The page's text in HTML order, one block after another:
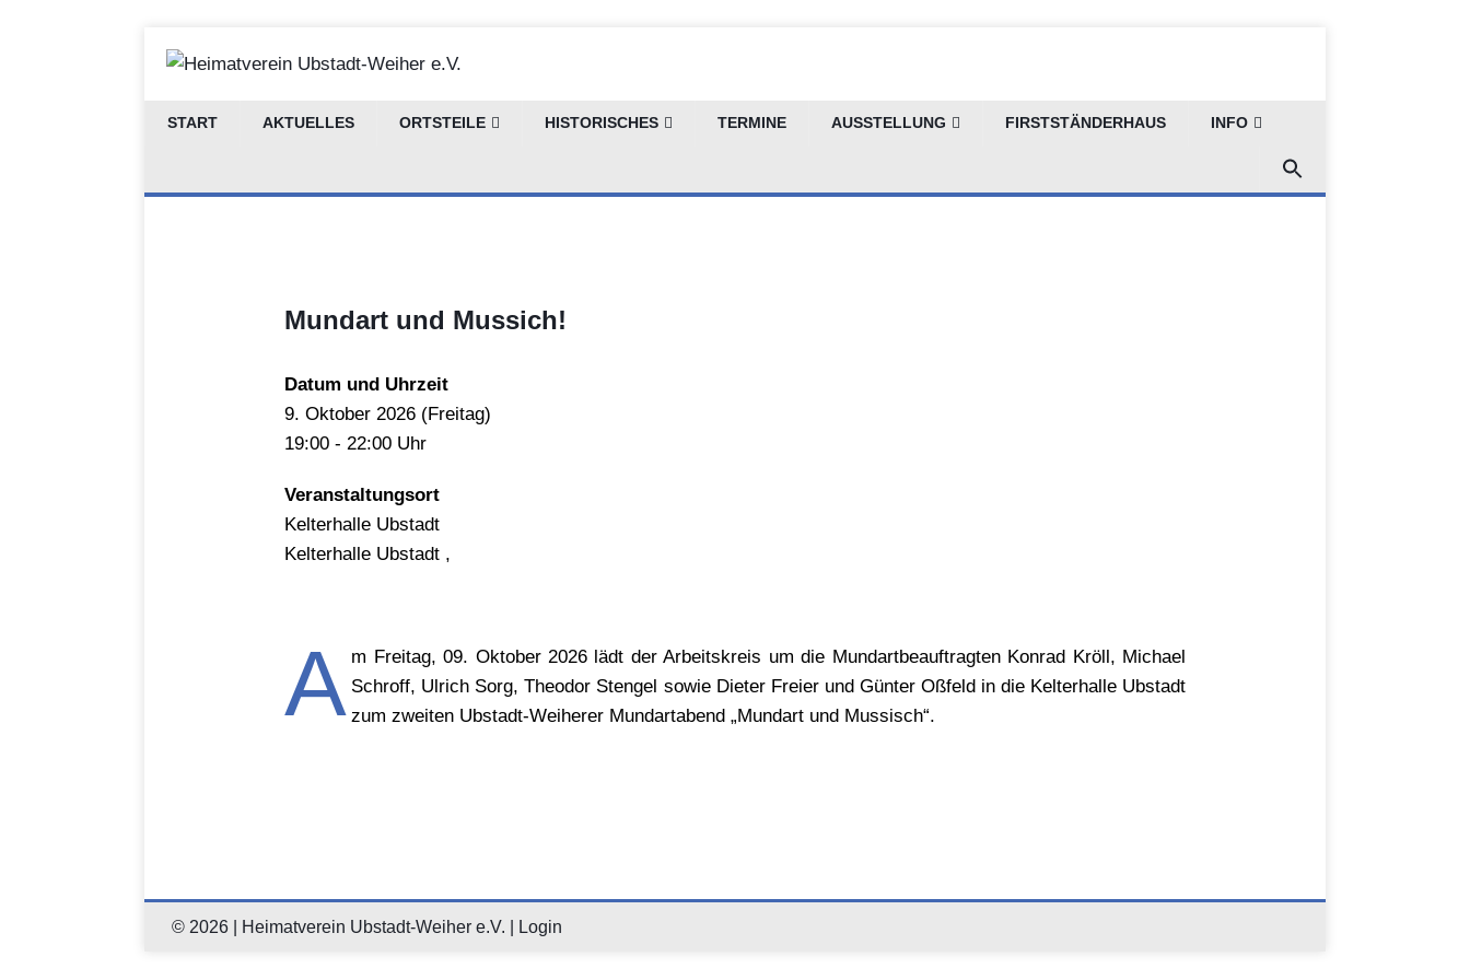
START AKTUELLES ORTSTEILE HISTORISCHES TERMINE AUSSTELLUNG FIRSTSTÄNDERHAUS INFO
Mundart und Mussich!
Datum und Uhrzeit
9. Oktober 2026 (Freitag)
19:00 - 22:00 Uhr
Veranstaltungsort
Kelterhalle Ubstadt
Kelterhalle Ubstadt ,
A m Freitag, 09. Oktober 2026 lädt der Arbeitskreis um die Mundartbeauftragten Konrad Kröll, Michael
Schroff, Ulrich Sorg, Theodor Stengel sowie Dieter Freier und Günter Oßfeld in die Kelterhalle Ubstadt
zum zweiten Ubstadt-Weiherer Mundartabend „Mundart und Mussisch“.
© 2026 | Heimatverein Ubstadt-Weiher e.V. | Login